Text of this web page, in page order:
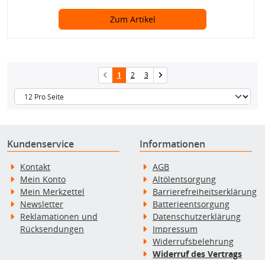
Zum Artikel
1 2 3
Kundenservice
Kontakt
Mein Konto
Mein Merkzettel
Newsletter
Reklamationen und
Rücksendungen
Informationen
AGB
Altölentsorgung
Barrierefreiheitserklärung
Batterieentsorgung
Datenschutzerklärung
Impressum
Widerrufsbelehrung
Widerruf des Vertrags